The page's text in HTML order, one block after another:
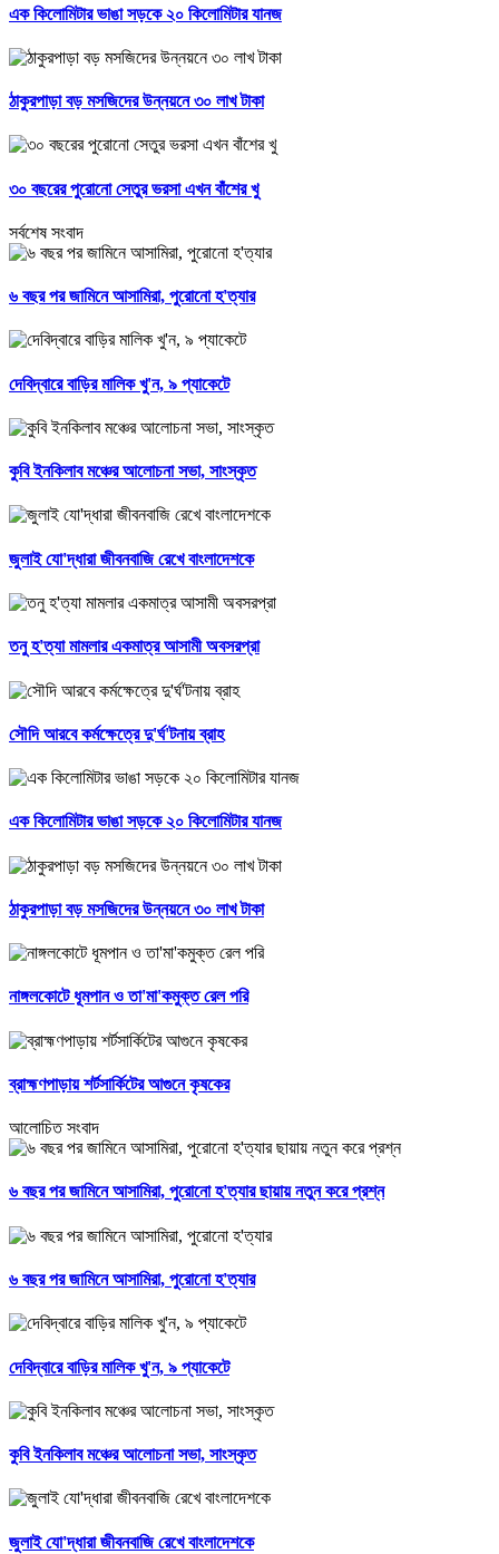
এক কিলোমিটার ভাঙা সড়কে ২০ কিলোমিটার যানজ
ঠাকুরপাড়া বড় মসজিদের উন্নয়নে ৩০ লাখ টাকা
৩০ বছরের পুরোনো সেতুর ভরসা এখন বাঁশের খু
সর্বশেষ সংবাদ
৬ বছর পর জামিনে আসামিরা, পুরোনো হ'ত্যার
দেবিদ্বারে বাড়ির মালিক খু'ন, ৯ প্যাকেটে
কুবি ইনকিলাব মঞ্চের আলোচনা সভা, সাংস্কৃত
জুলাই যো'দ্ধারা জীবনবাজি রেখে বাংলাদেশকে
তনু হ'ত্যা মামলার একমাত্র আসামী অবসরপ্রা
সৌদি আরবে কর্মক্ষেত্রে দু'র্ঘ'টনায় ব্রাহ
এক কিলোমিটার ভাঙা সড়কে ২০ কিলোমিটার যানজ
ঠাকুরপাড়া বড় মসজিদের উন্নয়নে ৩০ লাখ টাকা
নাঙ্গলকোটে ধূমপান ও তা'মা'কমুক্ত রেল পরি
ব্রাহ্মণপাড়ায় শর্টসার্কিটের আগুনে কৃষকের
আলোচিত সংবাদ
৬ বছর পর জামিনে আসামিরা, পুরোনো হ'ত্যার ছায়ায় নতুন করে প্রশ্ন
৬ বছর পর জামিনে আসামিরা, পুরোনো হ'ত্যার
দেবিদ্বারে বাড়ির মালিক খু'ন, ৯ প্যাকেটে
কুবি ইনকিলাব মঞ্চের আলোচনা সভা, সাংস্কৃত
জুলাই যো'দ্ধারা জীবনবাজি রেখে বাংলাদেশকে